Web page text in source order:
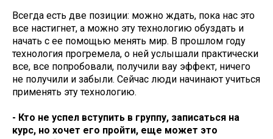
Всегда есть две позиции: можно ждать, пока нас это
все настигнет, а можно эту технологию обуздать и
начать с ее помощью менять мир. В прошлом году
технология прогремела, о ней услышали практически
все, все попробовали, получили вау эффект, ничего
не получили и забыли. Сейчас люди начинают учиться
применять эту технологию.
- Кто не успел вступить в группу, записаться на
курс, но хочет его пройти, еще может это